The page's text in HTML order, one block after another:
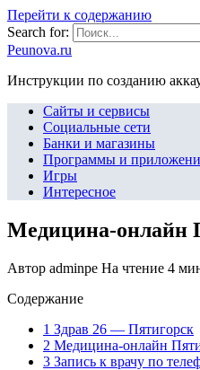
Перейти к содержанию
Search for:
Peunova.ru
Инструкции по созданию
Сайты и сервисы
Социальные сети
Банки и магазины
Программы и
Игры
Интересное
Медицина-онлайн
Автор adminpe На чтение 4
Содержание
1 Здрав 26 — Пятигорск
2 Медицина-онлайн
3 Запись к врачу по